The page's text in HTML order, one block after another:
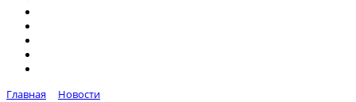
Главная
Новости